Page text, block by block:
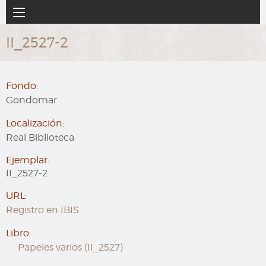
al
contenido
principal
Navegación
principal
II_2527-2
Fondo:
Gondomar
Localización:
Real Biblioteca
Ejemplar:
II_2527-2
URL:
Registro en IBIS
Libro:
Papeles varios (II_2527)